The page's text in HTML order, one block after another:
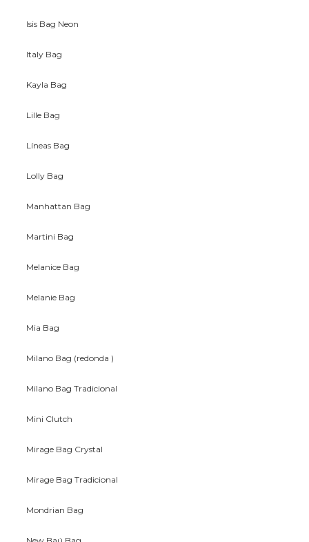
Isis Bag Neon
Italy Bag
Kayla Bag
Lille Bag
Líneas Bag
Lolly Bag
Manhattan Bag
Martini Bag
Melanice Bag
Melanie Bag
Mia Bag
Milano Bag (redonda )
Milano Bag Tradicional
Mini Clutch
Mirage Bag Crystal
Mirage Bag Tradicional
Mondrian Bag